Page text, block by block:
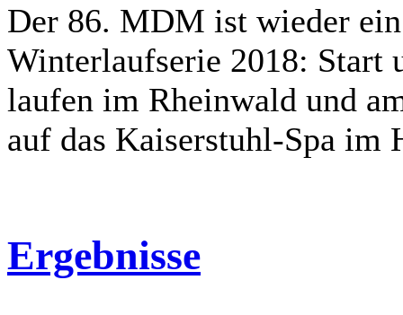
Der 86. MDM ist wieder
Winterlaufserie 2018:
laufen im Rheinwald und
auf das Kaiserstuhl-Spa im
Ergebnisse